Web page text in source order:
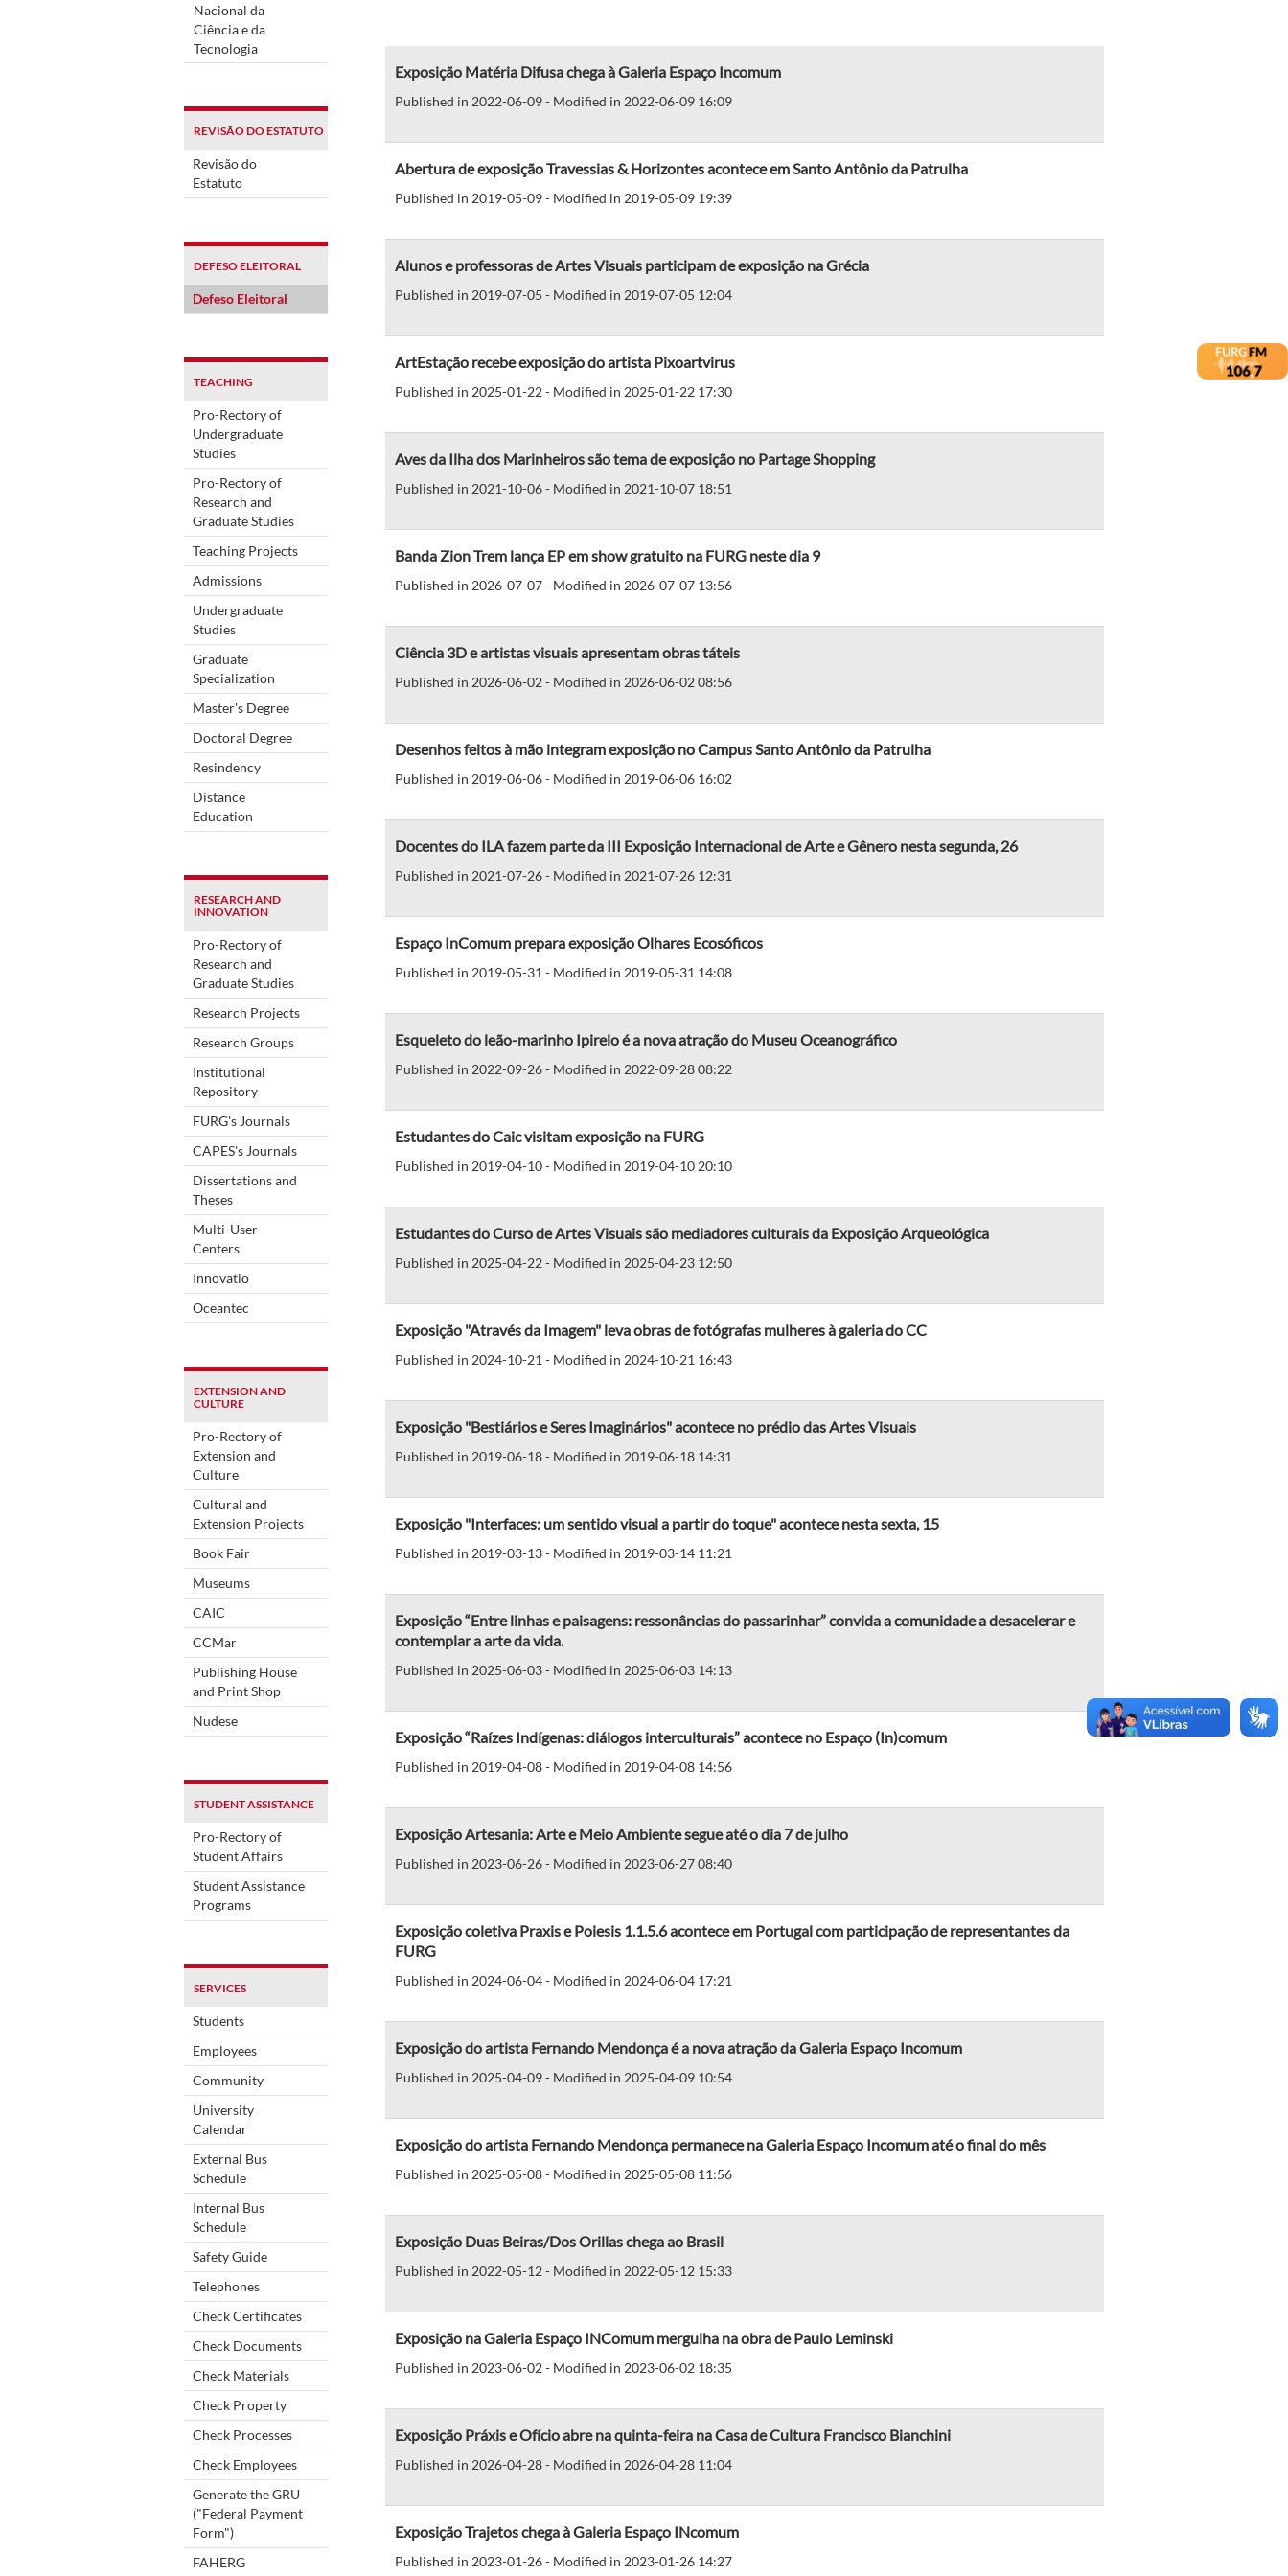
Nacional da
Ciência e da
Tecnologia
REVISÃO DO ESTATUTO
Revisão do
Estatuto
DEFESO ELEITORAL
Defeso Eleitoral
TEACHING
Pro-Rectory of
Undergraduate
Studies
Pro-Rectory of
Research and
Graduate Studies
Teaching Projects
Admissions
Undergraduate
Studies
Graduate
Specialization
Master's Degree
Doctoral Degree
Resindency
Distance
Education
RESEARCH AND
INNOVATION
Pro-Rectory of
Research and
Graduate Studies
Research Projects
Research Groups
Institutional
Repository
FURG's Journals
CAPES's Journals
Dissertations and
Theses
Multi-User
Centers
Innovatio
Oceantec
EXTENSION AND
CULTURE
Pro-Rectory of
Extension and
Culture
Cultural and
Extension Projects
Book Fair
Museums
CAIC
CCMar
Publishing House
and Print Shop
Nudese
STUDENT ASSISTANCE
Pro-Rectory of
Student Affairs
Student Assistance
Programs
SERVICES
Students
Employees
Community
University
Calendar
External Bus
Schedule
Internal Bus
Schedule
Safety Guide
Telephones
Check Certificates
Check Documents
Check Materials
Check Property
Check Processes
Check Employees
Generate the GRU
("Federal Payment
Form")
FAHERG
Exposição Matéria Difusa chega à Galeria Espaço Incomum
Published in 2022-06-09 - Modified in 2022-06-09 16:09
Abertura de exposição Travessias & Horizontes acontece em Santo Antônio da Patrulha
Published in 2019-05-09 - Modified in 2019-05-09 19:39
Alunos e professoras de Artes Visuais participam de exposição na Grécia
Published in 2019-07-05 - Modified in 2019-07-05 12:04
ArtEstação recebe exposição do artista Pixoartvirus
Published in 2025-01-22 - Modified in 2025-01-22 17:30
Aves da Ilha dos Marinheiros são tema de exposição no Partage Shopping
Published in 2021-10-06 - Modified in 2021-10-07 18:51
Banda Zion Trem lança EP em show gratuito na FURG neste dia 9
Published in 2026-07-07 - Modified in 2026-07-07 13:56
Ciência 3D e artistas visuais apresentam obras táteis
Published in 2026-06-02 - Modified in 2026-06-02 08:56
Desenhos feitos à mão integram exposição no Campus Santo Antônio da Patrulha
Published in 2019-06-06 - Modified in 2019-06-06 16:02
Docentes do ILA fazem parte da III Exposição Internacional de Arte e Gênero nesta segunda, 26
Published in 2021-07-26 - Modified in 2021-07-26 12:31
Espaço InComum prepara exposição Olhares Ecosóficos
Published in 2019-05-31 - Modified in 2019-05-31 14:08
Esqueleto do leão-marinho Ipirelo é a nova atração do Museu Oceanográfico
Published in 2022-09-26 - Modified in 2022-09-28 08:22
Estudantes do Caic visitam exposição na FURG
Published in 2019-04-10 - Modified in 2019-04-10 20:10
Estudantes do Curso de Artes Visuais são mediadores culturais da Exposição Arqueológica
Published in 2025-04-22 - Modified in 2025-04-23 12:50
Exposição "Através da Imagem" leva obras de fotógrafas mulheres à galeria do CC
Published in 2024-10-21 - Modified in 2024-10-21 16:43
Exposição "Bestiários e Seres Imaginários" acontece no prédio das Artes Visuais
Published in 2019-06-18 - Modified in 2019-06-18 14:31
Exposição "Interfaces: um sentido visual a partir do toque" acontece nesta sexta, 15
Published in 2019-03-13 - Modified in 2019-03-14 11:21
Exposição “Entre linhas e paisagens: ressonâncias do passarinhar” convida a comunidade a desacelerar e
contemplar a arte da vida.
Published in 2025-06-03 - Modified in 2025-06-03 14:13
Exposição “Raízes Indígenas: diálogos interculturais” acontece no Espaço (In)comum
Published in 2019-04-08 - Modified in 2019-04-08 14:56
Exposição Artesania: Arte e Meio Ambiente segue até o dia 7 de julho
Published in 2023-06-26 - Modified in 2023-06-27 08:40
Exposição coletiva Praxis e Poiesis 1.1.5.6 acontece em Portugal com participação de representantes da
FURG
Published in 2024-06-04 - Modified in 2024-06-04 17:21
Exposição do artista Fernando Mendonça é a nova atração da Galeria Espaço Incomum
Published in 2025-04-09 - Modified in 2025-04-09 10:54
Exposição do artista Fernando Mendonça permanece na Galeria Espaço Incomum até o final do mês
Published in 2025-05-08 - Modified in 2025-05-08 11:56
Exposição Duas Beiras/Dos Orillas chega ao Brasil
Published in 2022-05-12 - Modified in 2022-05-12 15:33
Exposição na Galeria Espaço INComum mergulha na obra de Paulo Leminski
Published in 2023-06-02 - Modified in 2023-06-02 18:35
Exposição Práxis e Ofício abre na quinta-feira na Casa de Cultura Francisco Bianchini
Published in 2026-04-28 - Modified in 2026-04-28 11:04
Exposição Trajetos chega à Galeria Espaço INcomum
Published in 2023-01-26 - Modified in 2023-01-26 14:27